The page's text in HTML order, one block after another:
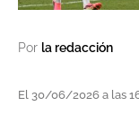
Por la redacción
El 30/06/2026 a las